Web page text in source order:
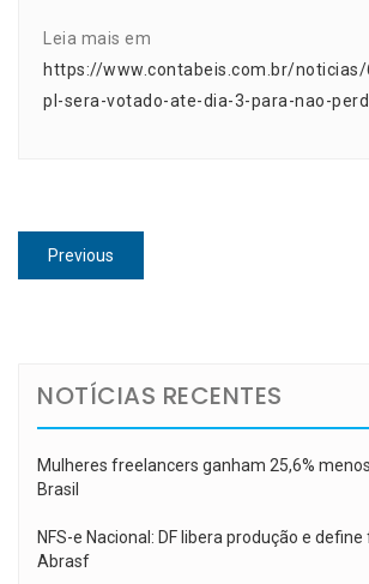
Leia mais em
https://www.contabeis.com.br/
pl-sera-votado-ate-dia-3-para-nao-
Navegação
de
Previous
post:
NOTÍCIAS RECENTES
Mulheres freelancers ganham 25,6%
Brasil
NFS-e Nacional: DF libera produção e
Abrasf